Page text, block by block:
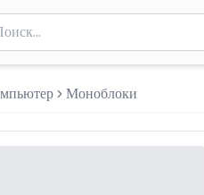
товаров
минимум 2 символа для
Моноблоки